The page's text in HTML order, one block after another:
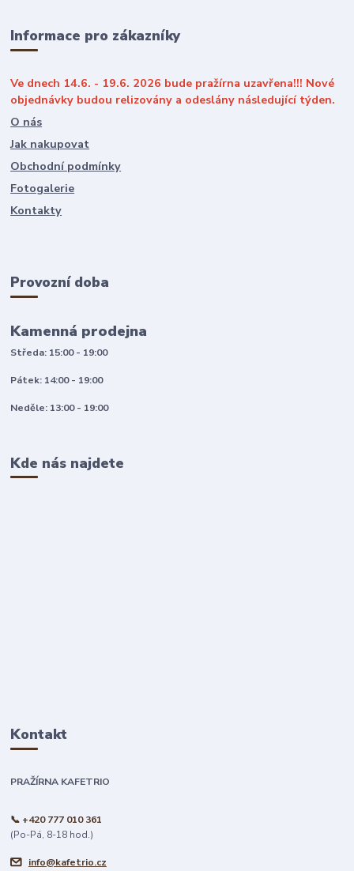
Informace pro zákazníky
Ve dnech 14.6. - 19.6. 2026 bude pražírna uzavřena!!! Nové
objednávky budou relizovány a odeslány následující týden.
O nás
Jak nakupovat
Obchodní podmínky
Fotogalerie
Kontakty
Provozní doba
Kamenná prodejna
Středa: 15:00 - 19:00
Pátek: 14:00 - 19:00
Neděle: 13:00 - 19:00
Kde nás najdete
Kontakt
PRAŽÍRNA KAFETRIO
📞 +420 777 010 361
(Po-Pá, 8-18 hod.)
info@kafetrio.cz